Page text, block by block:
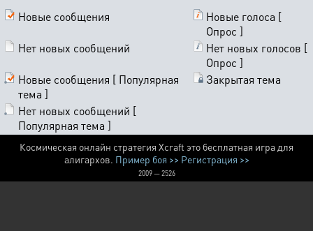
Новые сообщения
Новые голоса [
Опрос ]
Нет новых сообщений
Нет новых голосов [
Опрос ]
Новые сообщения [ Популярная
тема ]
Закрытая тема
Нет новых сообщений [
Популярная тема ]
Космическая онлайн стратегия Xcraft это бесплатная игра для
алигархов. Пример боя >> Регистрация >>
2009 — 2526